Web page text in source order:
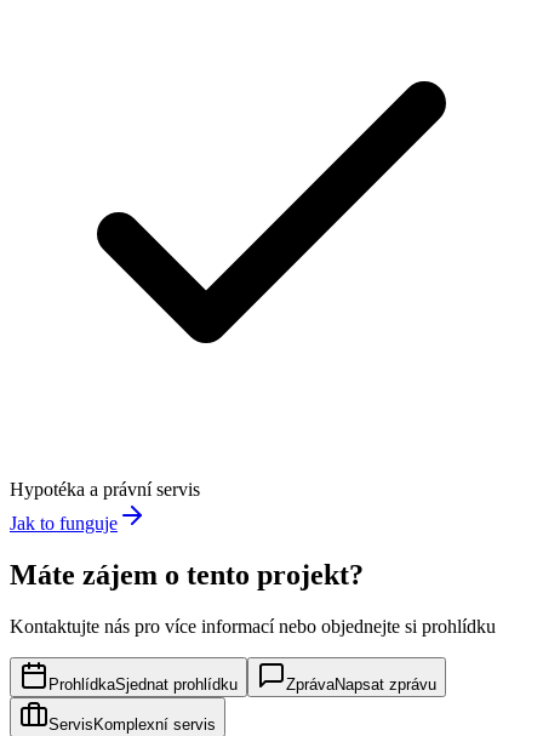
Hypotéka a právní servis
Jak to funguje
Máte zájem o tento projekt?
Kontaktujte nás pro více informací nebo objednejte si prohlídku
ProhlídkaSjednat prohlídku ZprávaNapsat zprávu
Servis Komplexní servis